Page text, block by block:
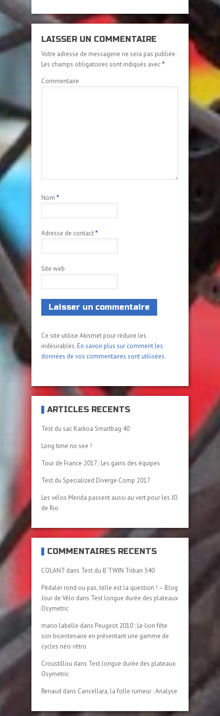
LAISSER UN COMMENTAIRE
Votre adresse de messagerie ne sera pas publiée.
Les champs obligatoires sont indiqués avec*
Commentaire
Nom *
Adresse de contact*
Site web
Ce site utilise Akismet pour réduire les
indésirables.En savoir plus sur comment les
données de vos commentaires sont utilisées.
ARTICLES RÉCENTS
Test du sac Karkoa Smartbag 40
Long time no see !
Tour de France 2017 : Les gains des équipes
Test du Specialized Diverge Comp 2017
Les vélos Merida passent aussi au vert pour les JO
de Rio
COMMENTAIRES RÉCENTS
COLANT dans Test du B’TWIN Triban 540
Pédaler rond ou pas, telle est la question ! – Blog
Jour de Vélo dans Test longue durée des plateaux
Osymetric
mario labelle dans Peugeot 2010 : Le lion fête
son bicentenaire en présentant une gamme de
cycles néo-rétro
Croustillou dans Test longue durée des plateaux
Osymetric
Renaud dans Cancellara, la folle rumeur : Analyse